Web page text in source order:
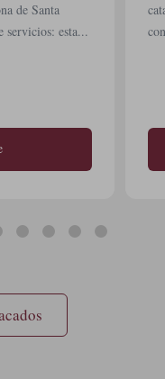
de Santa
servicios: esta...